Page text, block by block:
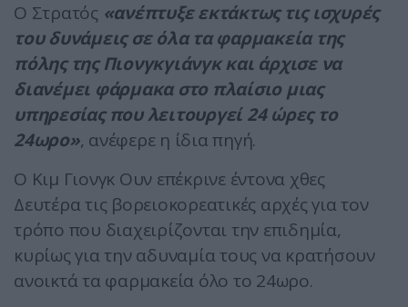
Ο Στρατός «ανέπτυξε εκτάκτως τις ισχυρές
του δυνάμεις σε όλα τα φαρμακεία της
πόλης της Πιονγκγιάνγκ και άρχισε να
διανέμει φάρμακα στο πλαίσιο μιας
υπηρεσίας που λειτουργεί 24 ώρες το
24ωρο», ανέφερε η ίδια πηγή.
Ο Κιμ Γιονγκ Ουν επέκρινε έντονα χθες
Δευτέρα τις βορειοκορεατικές αρχές για τον
τρόπο που διαχειρίζονται την επιδημία,
κυρίως για την αδυναμία τους να κρατήσουν
ανοικτά τα φαρμακεία όλο το 24ωρο.